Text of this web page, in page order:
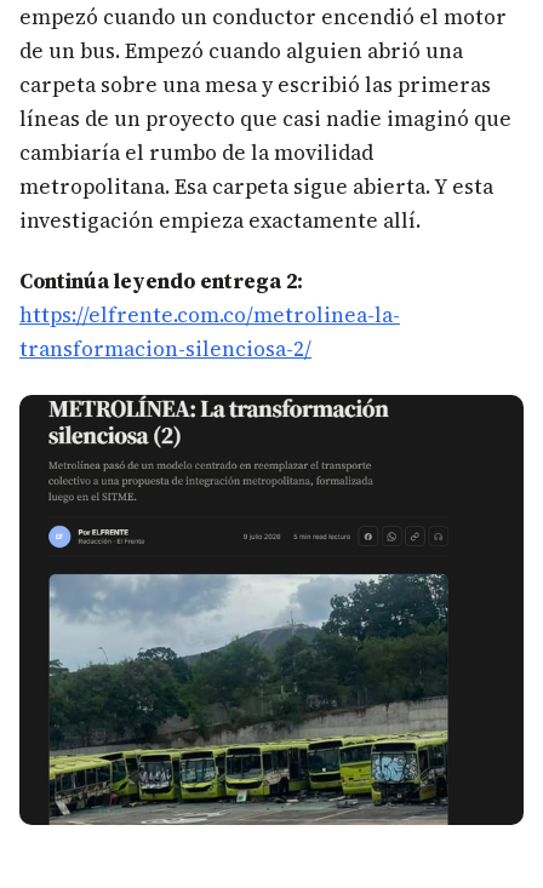
empezó cuando un conductor encendió el motor
de un bus. Empezó cuando alguien abrió una
carpeta sobre una mesa y escribió las primeras
líneas de un proyecto que casi nadie imaginó que
cambiaría el rumbo de la movilidad
metropolitana. Esa carpeta sigue abierta. Y esta
investigación empieza exactamente allí.
Continúa leyendo entrega 2:
https://elfrente.com.co/metrolinea-la-
transformacion-silenciosa-2/